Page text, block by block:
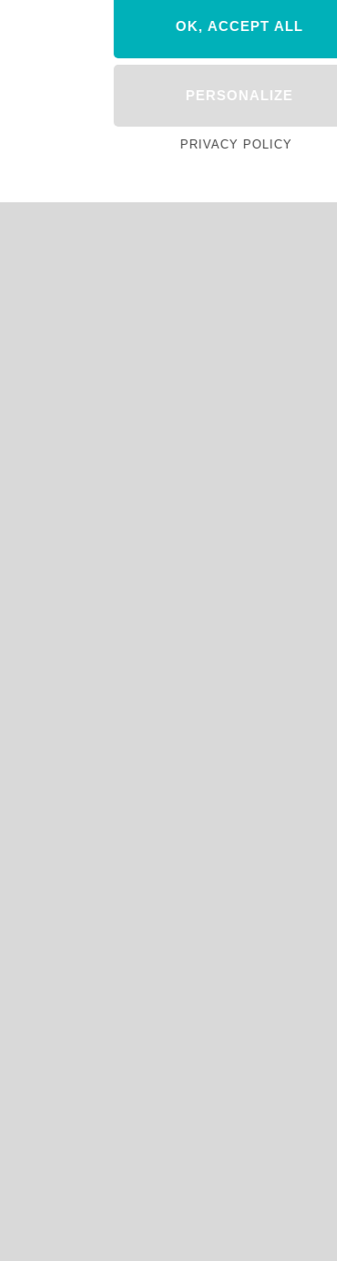
OK, ACCEPT ALL
PERSONALIZE
PRIVACY POLICY